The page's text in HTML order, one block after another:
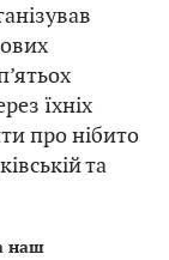
їхніх
про нібито
та
наш